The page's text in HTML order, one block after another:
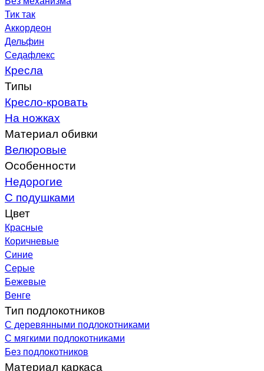
Тик так
Аккордеон
Дельфин
Седафлекс
Кресла
Типы
Кресло-кровать
На ножках
Материал обивки
Велюровые
Особенности
Недорогие
С подушками
Цвет
Красные
Коричневые
Синие
Серые
Бежевые
Венге
Тип подлокотников
С деревянными подлокотниками
С мягкими подлокотниками
Без подлокотников
Материал каркаса